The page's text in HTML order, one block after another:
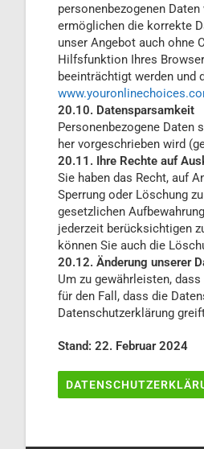
personenbezogenen
ermöglichen die korrekte
unser Angebot auch ohne
Hilfsfunktion Ihres
beeinträchtigt werden und
20.10. Datensparsamkeit
Personenbezogene Daten
her vorgeschrieben wird
20.11. Ihre Rechte auf
Sie haben das Recht, auf
Sperrung oder Löschung
gesetzlichen
jederzeit berücksichtigen
können Sie auch die
20.12. Änderung unserer
Um zu gewährleisten,
für den Fall, dass die
Datenschutzerklärung
Stand: 22. Februar 2024